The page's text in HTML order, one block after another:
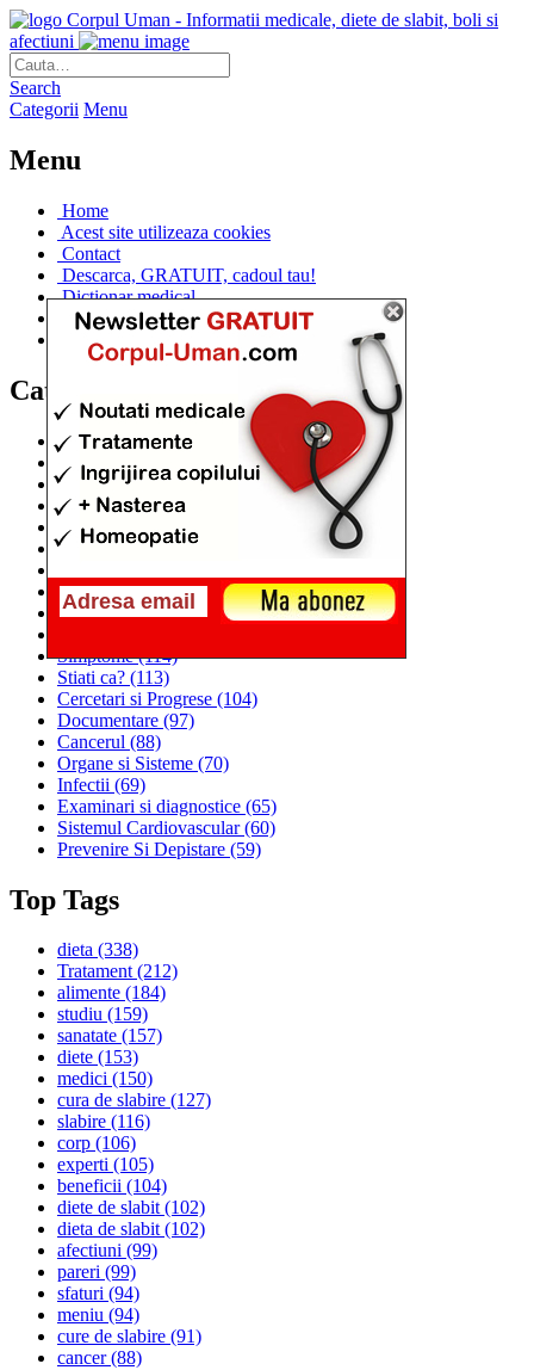
Corpul Uman - Informatii medicale, diete de slabit, boli si
afectiuni
Search
Categorii Menu
Menu
Home
Acest site utilizeaza cookies
Contact
Descarca, GRATUIT, cadoul tau!
Dictionar medical
Dr. Cristina IANUC
Linkuri utile
Categorii
Diete si cure de slabire
(706)
Afectiuni si Boli
(401)
Corpul de la A la Z(315)
Medicina Naturista
Anatomie
(295)
Alimentatia(259)
Sanatatea si Preventia(170)
Interventii si Tratamente(167)
Simptome(114)
Stiati ca? (113)
Cercetari si Progrese (104)
Documentare (97)
Cancerul (88)
Organe si Sisteme (70)
Infectii (69)
Examinari si diagnostice (65)
Sistemul Cardiovascular(60)
Prevenire Si Depistare (59)
Top Tags
dieta (338)
Tratament(212)
alimente (184)
studiu (159)
sanatate (157)
diete (153)
medici (150)
cura de slabire (127)
slabire (116)
corp (106)
experti (105)
beneficii (104)
diete de slabit(102)
dieta de slabit(102)
afectiuni (99)
pareri (99)
sfaturi (94)
meniu (94)
cure de slabire (91)
cancer(88)